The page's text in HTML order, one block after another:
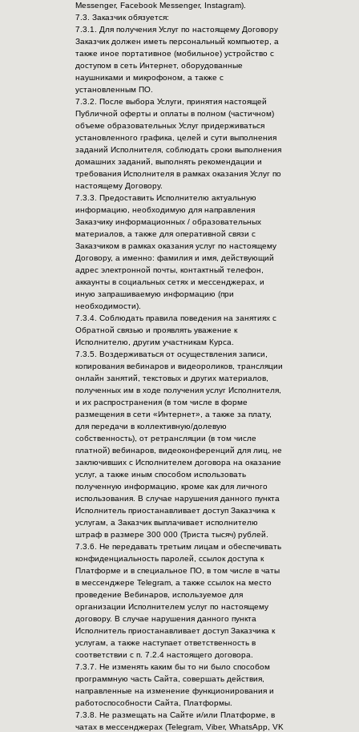
Messenger, Facebook Messenger, Instagram).
7.3. Заказчик обязуется:
7.3.1. Для получения Услуг по настоящему Договору
Заказчик должен иметь персональный компьютер, а
также иное портативное (мобильное) устройство с
доступом в сеть Интернет, оборудованные
наушниками и микрофоном, а также с
установленным ПО.
7.3.2. После выбора Услуги, принятия настоящей
Публичной оферты и оплаты в полном (частичном)
объеме образовательных Услуг придерживаться
установленного графика, целей и сути выполнения
заданий Исполнителя, соблюдать сроки выполнения
домашних заданий, выполнять рекомендации и
требования Исполнителя в рамках оказания Услуг по
настоящему Договору.
7.3.3. Предоставить Исполнителю актуальную
информацию, необходимую для направления
Заказчику информационных / образовательных
материалов, а также для оперативной связи с
Заказчиком в рамках оказания услуг по настоящему
Договору, а именно: фамилия и имя, действующий
адрес электронной почты, контактный телефон,
аккаунты в социальных сетях и мессенджерах, и
иную запрашиваемую информацию (при
необходимости).
7.3.4. Соблюдать правила поведения на занятиях с
Обратной связью и проявлять уважение к
Исполнителю, другим участникам Курса.
7.3.5. Воздерживаться от осуществления записи,
копирования вебинаров и видеороликов, трансляции
онлайн занятий, текстовых и других материалов,
полученных им в ходе получения услуг Исполнителя,
и их распространения (в том числе в форме
размещения в сети «Интернет», а также за плату,
для передачи в коллективную/долевую
собственность), от ретрансляции (в том числе
платной) вебинаров, видеоконференций для лиц, не
заключивших с Исполнителем договора на оказание
услуг, а также иным способом использовать
полученную информацию, кроме как для личного
использования. В случае нарушения данного пункта
Исполнитель приостанавливает доступ Заказчика к
услугам, а Заказчик выплачивает исполнителю
штраф в размере 300 000 (Триста тысяч) рублей.
7.3.6. Не передавать третьим лицам и обеспечивать
конфиденциальность паролей, ссылок доступа к
Платформе и в специальное ПО, в том числе в чаты
в мессенджере Telegram, а также ссылок на место
проведение Вебинаров, используемое для
организации Исполнителем услуг по настоящему
договору. В случае нарушения данного пункта
Исполнитель приостанавливает доступ Заказчика к
услугам, а также наступает ответственность в
соответствии с п. 7.2.4 настоящего договора.
7.3.7. Не изменять каким бы то ни было способом
программную часть Сайта, совершать действия,
направленные на изменение функционирования и
работоспособности Сайта, Платформы.
7.3.8. Не размещать на Сайте и/или Платформе, в
чатах в мессенджерах (Telegram, Viber, WhatsApp, VK